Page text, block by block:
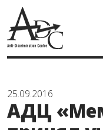
25.09.2016
АДЦ